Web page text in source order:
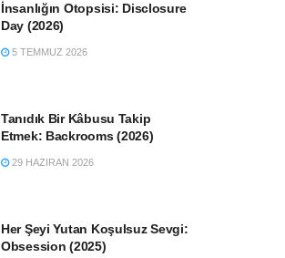
İnsanlığın Otopsisi: Disclosure
Day (2026)
5 TEMMUZ 2026
Tanıdık Bir Kâbusu Takip
Etmek: Backrooms (2026)
29 HAZIRAN 2026
Her Şeyi Yutan Koşulsuz Sevgi:
Obsession (2025)